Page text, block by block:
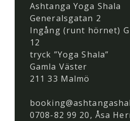
Ashtanga Yoga Shala
Generalsgatan 2
Ingång (runt hörnet)
12
tryck ”Yoga Shala”
Gamla Väster
211 33 Malmö
0708-82 99 20, Åsa